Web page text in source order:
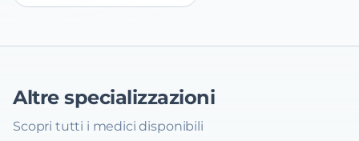
Altre specializzazioni
Scopri tutti i medici disponibili